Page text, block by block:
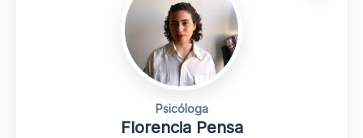
Psicóloga
Florencia Pensa